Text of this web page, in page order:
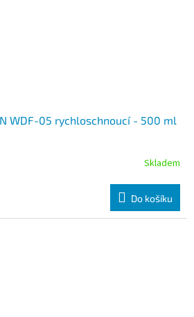
WDF-05 rychloschnoucí - 500 ml
Skladem
Do košíku